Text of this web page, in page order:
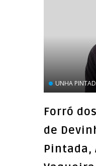
UNHA
Forró
de
Pintada,